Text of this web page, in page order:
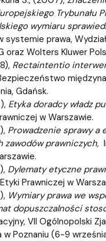
Trybunału
wymiaru
prawa,
oraz Wolters Kluwer
Rectaintentio
Gdańsk.
Etyka doradcy władz
w Warszawie.
Prowadzenie sprawy a
zawodów prawniczych,
Dylematy etyczne
Prawniczej w
Wymiary prawa we
dopuszczalności
VII Ogólnopolski
w Poznaniu (6-9